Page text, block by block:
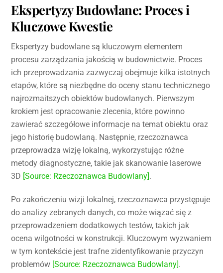
Ekspertyzy Budowlane: Proces i
Kluczowe Kwestie
Ekspertyzy budowlane są kluczowym elementem
procesu zarządzania jakością w budownictwie. Proces
ich przeprowadzania zazwyczaj obejmuje kilka istotnych
etapów, które są niezbędne do oceny stanu technicznego
najrozmaitszych obiektów budowlanych. Pierwszym
krokiem jest opracowanie zlecenia, które powinno
zawierać szczegółowe informacje na temat obiektu oraz
jego historię budowlaną. Następnie, rzeczoznawca
przeprowadza wizję lokalną, wykorzystując różne
metody diagnostyczne, takie jak skanowanie laserowe
3D [Source: Rzeczoznawca Budowlany].
Po zakończeniu wizji lokalnej, rzeczoznawca przystępuje
do analizy zebranych danych, co może wiązać się z
przeprowadzeniem dodatkowych testów, takich jak
ocena wilgotności w konstrukcji. Kluczowym wyzwaniem
w tym kontekście jest trafne zidentyfikowanie przyczyn
problemów [Source: Rzeczoznawca Budowlany].